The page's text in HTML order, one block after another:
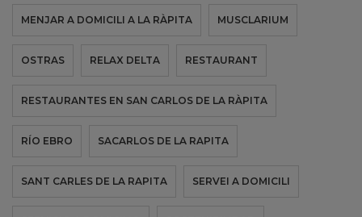
MENJAR A DOMICILI A LA RÀPITA MUSCLARIUM
OSTRAS RELAX DELTA RESTAURANT
RESTAURANTES EN SAN CARLOS DE LA RÀPITA
RÍO EBRO SACARLOS DE LA RAPITA
SANT CARLES DE LA RAPITA SERVEI A DOMICILI